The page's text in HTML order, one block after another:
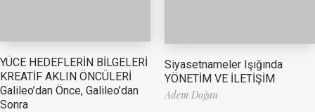
YÜCE HEDEFLERİN BİLGELERİ
KREATİF AKLIN ÖNCÜLERİ
Galileo’dan Önce, Galileo’dan
Sonra
Siyasetnameler Işığında
YÖNETİM VE İLETİŞİM
Adem Doğan